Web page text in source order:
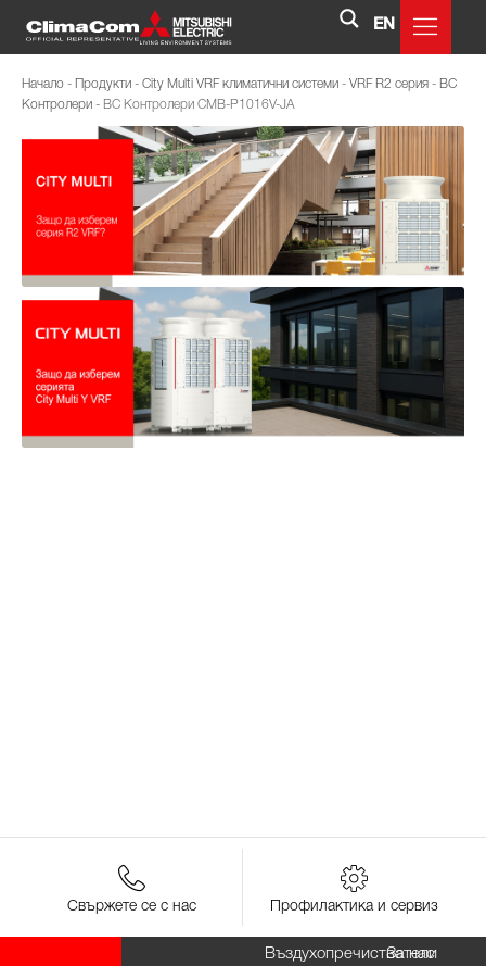
EN
Начало - Продукти - City Multi VRF климатични системи - VRF R2 серия - BC
Контролери - BC Контролери CMB-P1016V-JA
Свържете се с нас Профилактика и сервиз
Въздухопречистватели
За нас